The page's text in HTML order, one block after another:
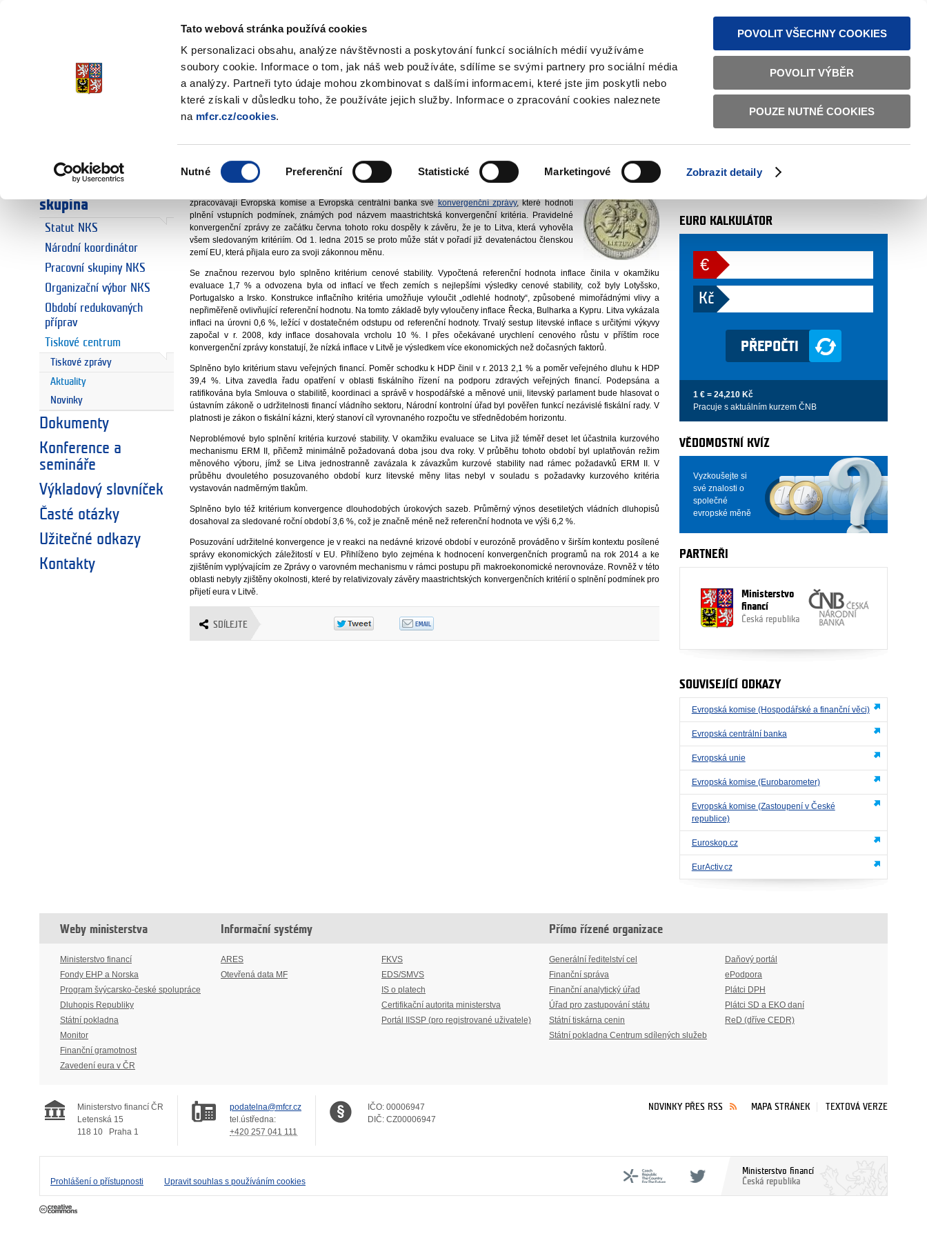
Tato webová stránka používá cookies
K personalizaci obsahu, analýze návštěvnosti a poskytování funkcí sociálních médií využíváme
soubory cookie. Informace o tom, jak náš web používáte, sdílíme se svými partnery pro sociální média
a analýzy. Partneři tyto údaje mohou zkombinovat s dalšími informacemi, které jste jim poskytli nebo
které získali v důsledku toho, že používáte jejich služby. Informace o zpracování cookies naleznete
na mfcr.cz/cookies.
souhlasu
Nutné Preferenční Statistické Marketingové Zobrazit detaily
POVOLIT VŠECHNY COOKIES
POVOLIT VÝBĚR
POUZE NUTNÉ COOKIES
TEXTOVÁ VERZE ČESKY ENGLISH
Bezplatná infolinka
Úvodní stránka
republika
skupina
Statut NKS
Národní koordinátor
Pracovní skupiny NKS
Organizační výbor NKS
Období redukovaných
příprav
Tiskové centrum
Tiskové zprávy
Aktuality
Novinky
Dokumenty
Konference a
semináře
Výkladový slovníček
Časté otázky
Užitečné odkazy
Kontakty
Úvodní stránka Národní koordinační skupina Tiskové centrum Aktuality 2014 Konvergenční zprávy otevřely Litvě cestu do eurozóny
Konvergenční zprávy otevřely Litvě cestu do eurozóny
prof. Ing. Oldřich Dědek, CSc.
národní koordinátor pro zavedení eura v ČR
Vydáno24. 6. 2014
zpracovávají Evropská komise a Evropská centrální banka své
konvergenční zprávy, které hodnotí
plnění vstupních podmínek, známých pod názvem maastrichtská konvergenční kritéria. Pravidelné
konvergenční zprávy ze začátku června tohoto roku dospěly k závěru, že je to Litva, která vyhověla
všem sledovaným kritériím. Od 1. ledna 2015 se proto může stát v pořadí již devatenáctou členskou
zemí EU, která přijala euro za svoji zákonnou měnu.
Se značnou rezervou bylo splněno kritérium cenové stability. Vypočtená referenční hodnota inflace činila v okamžiku
evaluace 1,7 % a odvozena byla od inflací ve třech zemích s nejlepšími výsledky cenové stability, což byly Lotyšsko,
Portugalsko a Irsko. Konstrukce inflačního kritéria umožňuje vyloučit „odlehlé hodnoty“, způsobené mimořádnými vlivy a
nepřiměřeně ovlivňující referenční hodnotu. Na tomto základě byly vyloučeny inflace Řecka, Bulharka a Kypru. Litva vykázala
inflaci na úrovni 0,6 %, ležící v dostatečném odstupu od referenční hodnoty. Trvalý sestup litevské inflace s určitými výkyvy
započal v r. 2008, kdy inflace dosahovala vrcholu 10 %. I přes očekávané urychlení cenového růstu v příštím roce
konvergenční zprávy konstatují, že nízká inflace v Litvě je výsledkem více ekonomických než dočasných faktorů.
Splněno bylo kritérium stavu veřejných financí. Poměr schodku k HDP činil v r. 2013 2,1 % a poměr veřejného dluhu k HDP
39,4 %. Litva zavedla řadu opatření v oblasti fiskálního řízení na podporu zdravých veřejných financí. Podepsána a
ratifikována byla Smlouva o stabilitě, koordinaci a správě v hospodářské a měnové unii, litevský parlament bude hlasovat o
ústavním zákoně o udržitelnosti financí vládního sektoru, Národní kontrolní úřad byl pověřen funkcí nezávislé fiskální rady. V
platnosti je zákon o fiskální kázni, který stanoví cíl vyrovnaného rozpočtu ve střednědobém horizontu.
Neproblémové bylo splnění kritéria kurzové stability. V okamžiku evaluace se Litva již téměř deset let účastnila kurzového
mechanismu ERM II, přičemž minimálně požadovaná doba jsou dva roky. V průběhu tohoto období byl uplatňován režim
měnového výboru, jímž se Litva jednostranně zavázala k závazkům kurzové stability nad rámec požadavků ERM II. V
průběhu dvouletého posuzovaného období kurz litevské měny litas nebyl v souladu s požadavky kurzového kritéria
vystavován nadměrným tlakům.
Splněno bylo též kritérium konvergence dlouhodobých úrokových sazeb. Průměrný výnos desetiletých vládních dluhopisů
dosahoval za sledované roční období 3,6 %, což je značně méně než referenční hodnota ve výši 6,2 %.
Posuzování udržitelné konvergence je v reakci na nedávné krizové období v eurozóně prováděno v širším kontextu posílené
správy ekonomických záležitostí v EU. Přihlíženo bylo zejména k hodnocení konvergenčních programů na rok 2014 a ke
zjištěním vyplývajícím ze Zprávy o varovném mechanismu v rámci postupu při makroekonomické nerovnováze. Rovněž v této
oblasti nebyly zjištěny okolnosti, které by relativizovaly závěry maastrichtských konvergenčních kritérií o splnění podmínek pro
přijetí eura v Litvě.
SDÍLEJTE
AUTOR
EURO KALKULÁTOR
€
Kč
1 € = 24,210 Kč
Pracuje s aktuálním kurzem ČNB
VĚDOMOSTNÍ KVÍZ
Vyzkoušejte si
své znalosti o
společné
evropské měně
PARTNEŘI
Ministerstvo
financí
Česká republika
SOUVISEJÍCÍ ODKAZY
Evropská komise (Hospodářské a finanční věci)
Evropská centrální banka
Evropská unie
Evropská komise (Eurobarometer)
Evropská komise (Zastoupení v České
republice)
Euroskop.cz
EurActiv.cz
Weby ministerstva
Ministerstvo financí
Fondy EHP a Norska
Program švýcarsko-české spolupráce
Dluhopis Republiky
Státní pokladna
Monitor
Finanční gramotnost
Zavedení eura v ČR
Informační systémy
ARES
Otevřená data MF
FKVS
EDS/SMVS
IS o platech
Certifikační autorita ministerstva
Portál IISSP (pro registrované uživatele)
Přímo řízené organizace
Generální ředitelství cel
Finanční správa
Finanční analytický úřad
Úřad pro zastupování státu
Státní tiskárna cenin
Státní pokladna Centrum sdílených služeb
Daňový portál
ePodpora
Plátci DPH
Plátci SD a EKO daní
ReD (dříve CEDR)
Ministerstvo financí ČR
Letenská 15
118 10
Praha 1
podatelna@mfcr.cz
tel.ústředna:
+420 257 041 111
IČO: 00006947
DIČ: CZ00006947
NOVINKY PŘES RSS MAPA STRÁNEK TEXTOVÁ VERZE
Prohlášení o přístupnosti Upravit souhlas s používáním cookies
Ministerstvo financí
Česká republika